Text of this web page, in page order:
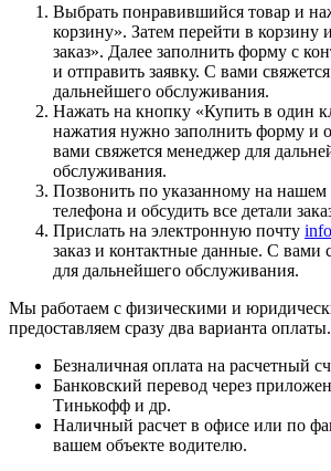
Выбрать понравившийся товар и
корзину». Затем перейти в корзину
заказ». Далее заполнить форму с
и отправить заявку. С вами
дальнейшего обслуживания.
Нажать на кнопку «Купить в один
нажатия нужно заполнить форму и
вами свяжется менеджер для
обслуживания.
Позвонить по указанному на нашем
телефона и обсудить все детали
Прислать на электронную почту
заказ и контактные данные. С вами
для дальнейшего обслуживания.
Мы работаем с физическими и
предоставляем сразу два варианта оплаты.
Безналичная оплата на расчетный
Банковский перевод через
Тинькофф и др.
Наличный расчет в офисе или по
вашем объекте водителю.